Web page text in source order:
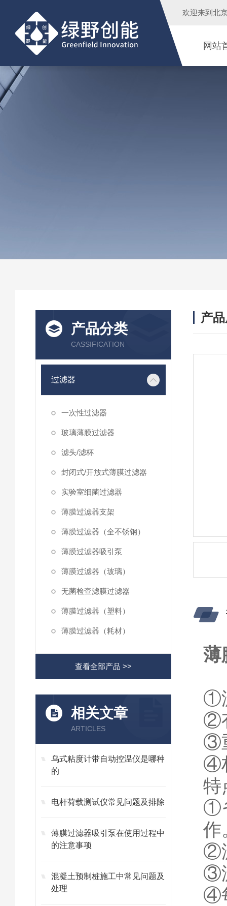
欢迎来到 北
网站
产品分类
CASSIFICATION
过滤器
一次性过滤器
玻璃薄膜过滤器
滤头/滤杯
封闭式/开放式薄膜过滤器
实验室细菌过滤器
薄膜过滤器支架
薄膜过滤器（全不锈钢）
薄膜过滤器吸引泵
薄膜过滤器（玻璃）
无菌检查滤膜过滤器
薄膜过滤器（塑料）
薄膜过滤器（耗材）
查看全部产品 >>
相关文章
ARTICLES
乌式粘度计带自动控温仪是哪种
的
电杆荷载测试仪常见问题及排除
薄膜过滤器吸引泵在使用过程中
的注意事项
混凝土预制桩施工中常见问题及
处理
产
薄
①
②
③
④
特
①
作
②
③
④